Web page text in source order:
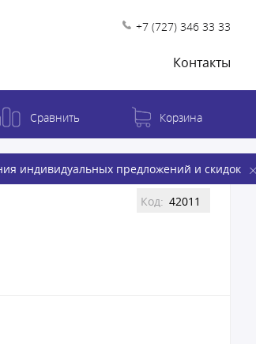
+7 (727) 346 33 33
Контакты
индивидуальных предложений и скидок
Сравнить Корзина
Код: 42011